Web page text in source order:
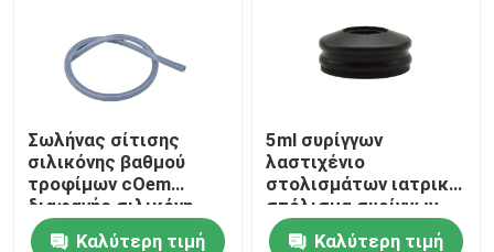
Σωλήνας σίτισης
σιλικόνης βαθμού
τροφίμων cOem
διαφανής σιλικόνη
σωλήνων στομαχιών
Καλύτερη τιμή
5ml συρίγγων
λαστιχένιο
στολισμάτων ιατρικό
στόλισμα συρίγγων
σιλικόνης λαστιχένιο
Καλύτερη τιμή